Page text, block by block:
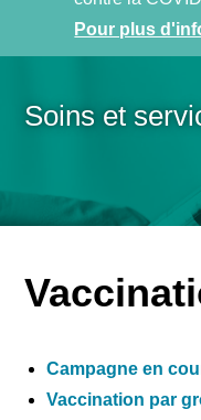
Pour plus
Soins et
Campagne en
Vaccination par